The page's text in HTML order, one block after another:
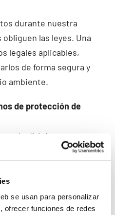
se usan para personalizar
ofrecer funciones de redes
durante nuestra
las leyes. Una
legales aplicables,
de forma segura y
ambiente.
de protección de
dirigirse a
información tenemos
nuestra relación, en
posible.
solicitar el traspaso de